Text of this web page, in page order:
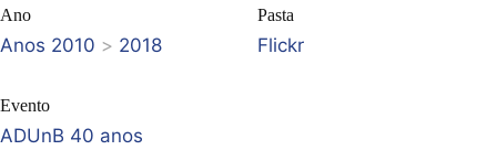
Ano
Anos 2010 > 2018
Evento
ADUnB 40 anos
Pasta
Flickr